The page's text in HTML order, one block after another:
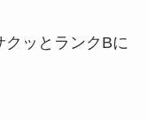
ッとランクBに